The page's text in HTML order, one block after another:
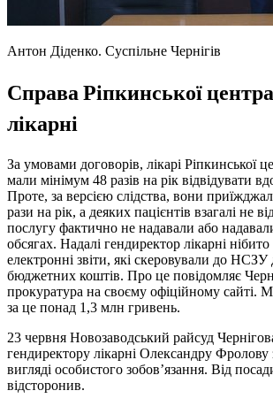
Антон Діденко. Суспільне Чернігів
Справа Ріпкинської
лікарні
За умовами договорів, лікарі Ріпкинської
мали мінімум 48 разів на рік відвідувати
Проте, за версією слідства, вони
рази на рік, а деяких пацієнтів взагалі не
послугу фактично не надавали або
обсягах. Надалі гендиректор лікарні
електронні звіти, які скеровували до
бюджетних коштів. Про це повідомляє
прокуратура на своєму офіційному сайті.
за це понад 1,3 млн гривень.
23 червня Новозаводський райсуд
гендиректору лікарні Олександру Фролову
вигляді особистого зобов’язання. Від
відсторонив.